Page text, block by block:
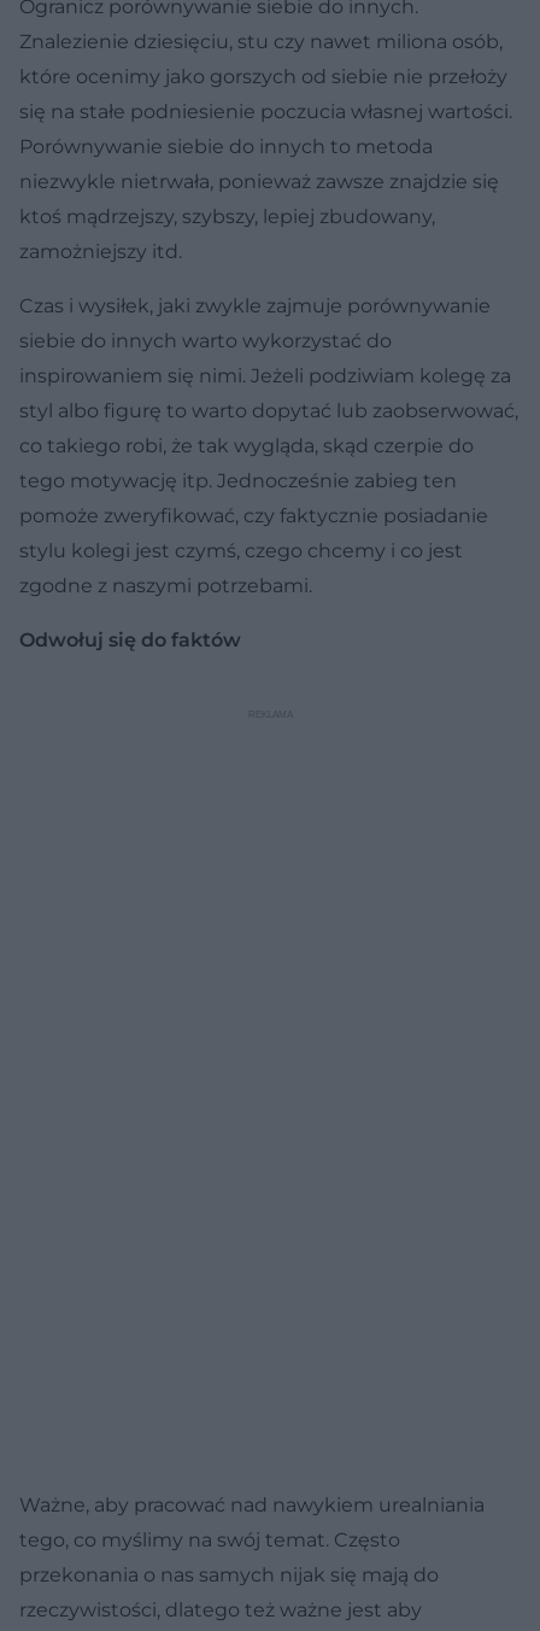
Ogranicz porównywanie siebie do innych.
Znalezienie dziesięciu, stu czy nawet miliona osób,
które ocenimy jako gorszych od siebie nie przełoży
się na stałe podniesienie poczucia własnej wartości.
Porównywanie siebie do innych to metoda
niezwykle nietrwała, ponieważ zawsze znajdzie się
ktoś mądrzejszy, szybszy, lepiej zbudowany,
zamożniejszy itd.
Czas i wysiłek, jaki zwykle zajmuje porównywanie
siebie do innych warto wykorzystać do
inspirowaniem się nimi. Jeżeli podziwiam kolegę za
styl albo figurę to warto dopytać lub zaobserwować,
co takiego robi, że tak wygląda, skąd czerpie do
tego motywację itp. Jednocześnie zabieg ten
pomoże zweryfikować, czy faktycznie posiadanie
stylu kolegi jest czymś, czego chcemy i co jest
zgodne z naszymi potrzebami.
Odwołuj się do faktów
Ważne, aby pracować nad nawykiem urealniania
tego, co myślimy na swój temat. Często
przekonania o nas samych nijak się mają do
rzeczywistości, dlatego też ważne jest aby